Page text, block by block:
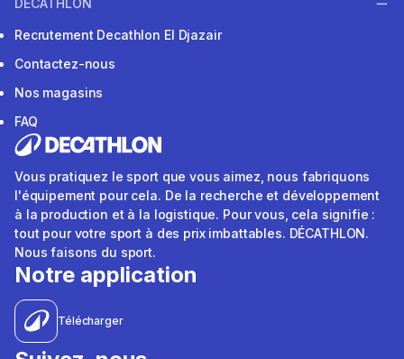
DECATHLON
Recrutement Decathlon El Djazair
Contactez-nous
Nos magasins
FAQ
Vous pratiquez le sport que vous aimez, nous fabriquons
l'équipement pour cela. De la recherche et développement
à la production et à la logistique. Pour vous, cela signifie :
tout pour votre sport à des prix imbattables. DÉCATHLON.
Nous faisons du sport.
Notre application
Télécharger